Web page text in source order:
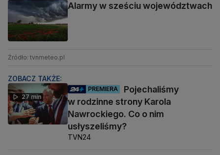
Alarmy w sześciu województwach
Źródło: tvnmeteo.pl
ZOBACZ TAKŻE:
27 min
PREMIERA
Pojechaliśmy
w rodzinne strony Karola
Nawrockiego. Co o nim
usłyszeliśmy?
TVN24